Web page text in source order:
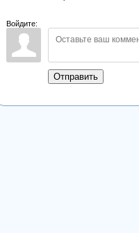
Войдите:
Отправить